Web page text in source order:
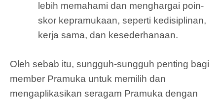
lebih memahami dan menghargai poin-
skor kepramukaan, seperti kedisiplinan,
kerja sama, dan kesederhanaan.
Oleh sebab itu, sungguh-sungguh penting bagi
member Pramuka untuk memilih dan
mengaplikasikan seragam Pramuka dengan